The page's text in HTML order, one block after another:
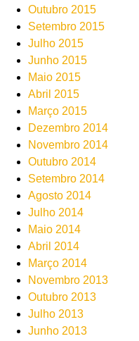
Outubro 2015
Setembro 2015
Julho 2015
Junho 2015
Maio 2015
Abril 2015
Março 2015
Dezembro 2014
Novembro 2014
Outubro 2014
Setembro 2014
Agosto 2014
Julho 2014
Maio 2014
Abril 2014
Março 2014
Novembro 2013
Outubro 2013
Julho 2013
Junho 2013